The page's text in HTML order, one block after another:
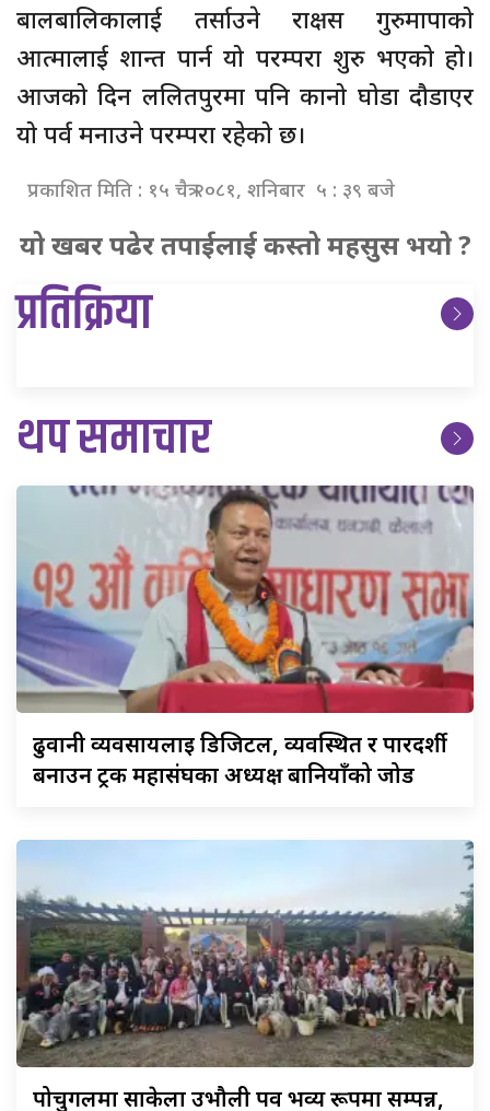
बालबालिकालाई तर्साउने राक्षस गुरुमापाको
आत्मालाई शान्त पार्न यो परम्परा शुरु भएको हो।
आजको दिन ललितपुरमा पनि कानो घोडा दौडाएर
यो पर्व मनाउने परम्परा रहेको छ।
प्रकाशित मिति : १५ चैत्र २०८१, शनिबार ५ : ३९ बजे
यो खबर पढेर तपाईलाई कस्तो महसुस भयो ?
प्रतिक्रिया
थप समाचार
ढुवानीव्यवसायलाई डिजिटल, व्यवस्थित र पारदर्शी
बनाउन ट्रक महासंघका अध्यक्ष बानियाँको जोड
पोर्चुगलमासाकेला उभौली पर्व भव्य रूपमा सम्पन्न,